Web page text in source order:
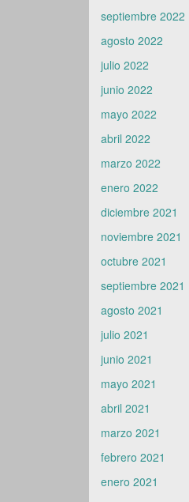
septiembre 2022
agosto 2022
julio 2022
junio 2022
mayo 2022
abril 2022
marzo 2022
enero 2022
diciembre 2021
noviembre 2021
octubre 2021
septiembre 2021
agosto 2021
julio 2021
junio 2021
mayo 2021
abril 2021
marzo 2021
febrero 2021
enero 2021